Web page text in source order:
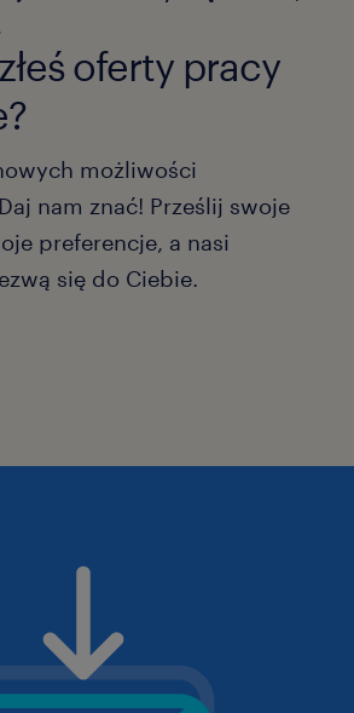
oferty pracy
możliwości
nam znać! Prześlij swoje
preferencje, a nasi
się do Ciebie.